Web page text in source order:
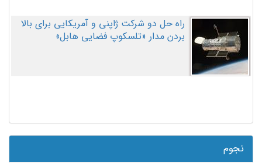
اصلاح کنیم.
راه حل دو شرکت ژاپنی و آمریکایی برای بالا
بردن مدار «تلسکوپ فضایی هابل»
نجوم